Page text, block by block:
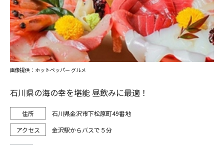
石川県の海の幸を堪能 昼飲みに最適！
石川県金沢市下松原町49番地
金沢駅からバスで５分
画像提供：ホットペッパー グルメ